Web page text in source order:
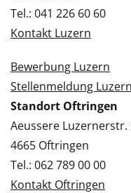
Tel.: 041 226 60 60
Kontakt Luzern
Bewerbung Luzern
Stellenmeldung Luzern
Standort Oftringen
Aeussere Luzernerstr.
4665 Oftringen
Tel.: 062 789 00 00
Kontakt Oftringen